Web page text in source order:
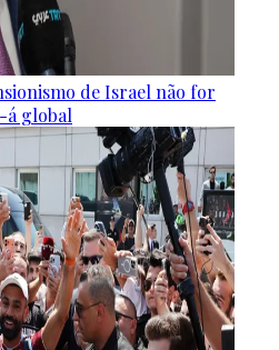
de Israel não for
á global